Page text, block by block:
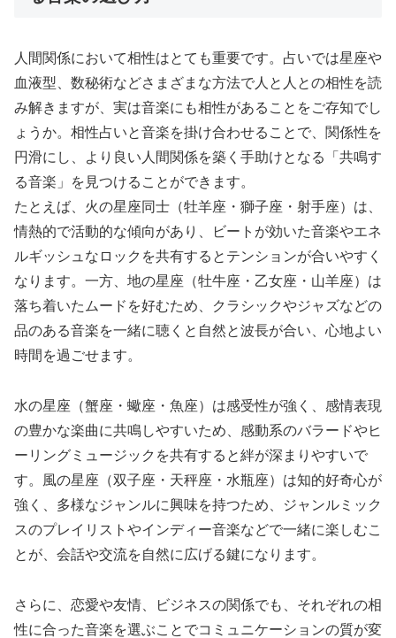
人間関係において相性はとても重要です。占いでは星座や
血液型、数秘術などさまざまな方法で人と人との相性を読
み解きますが、実は音楽にも相性があることをご存知でし
ょうか。相性占いと音楽を掛け合わせることで、関係性を
円滑にし、より良い人間関係を築く手助けとなる「共鳴す
る音楽」を見つけることができます。
たとえば、火の星座同士（牡羊座・獅子座・射手座）は、
情熱的で活動的な傾向があり、ビートが効いた音楽やエネ
ルギッシュなロックを共有するとテンションが合いやすく
なります。一方、地の星座（牡牛座・乙女座・山羊座）は
落ち着いたムードを好むため、クラシックやジャズなどの
品のある音楽を一緒に聴くと自然と波長が合い、心地よい
時間を過ごせます。
水の星座（蟹座・蠍座・魚座）は感受性が強く、感情表現
の豊かな楽曲に共鳴しやすいため、感動系のバラードやヒ
ーリングミュージックを共有すると絆が深まりやすいで
す。風の星座（双子座・天秤座・水瓶座）は知的好奇心が
強く、多様なジャンルに興味を持つため、ジャンルミック
スのプレイリストやインディー音楽などで一緒に楽しむこ
とが、会話や交流を自然に広げる鍵になります。
さらに、恋愛や友情、ビジネスの関係でも、それぞれの相
性に合った音楽を選ぶことでコミュニケーションの質が変